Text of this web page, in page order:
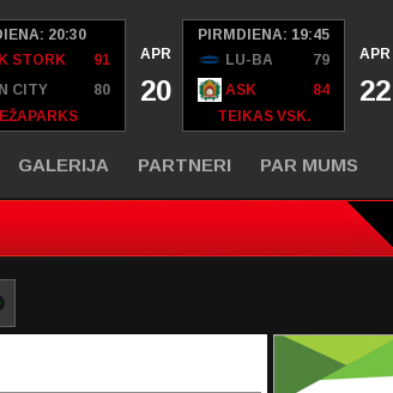
20:30
STORK
91
CITY
80
APR
20
PIRMDIENA: 19:45
LU-BA
79
ASK
84
TEIKAS VSK.
APR
22
GALERIJA PARTNERI PAR MUMS